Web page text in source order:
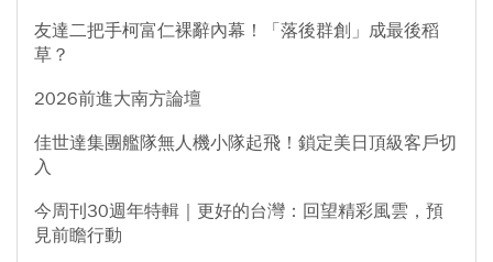
友達二把手柯富仁裸辭內幕！「落後群創」成最後稻
草？
2026前進大南方論壇
佳世達集團艦隊無人機小隊起飛！鎖定美日頂級客戶切
入
今周刊30週年特輯｜更好的台灣：回望精彩風雲，預
見前瞻行動